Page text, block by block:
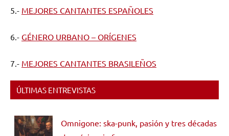
5.- MEJORES CANTANTES ESPAÑOLES
6.- GÉNERO URBANO – ORÍGENES
7.- MEJORES CANTANTES BRASILEÑOS
ÚLTIMAS ENTREVISTAS
Omnigone: ska-punk, pasión y tres décadas